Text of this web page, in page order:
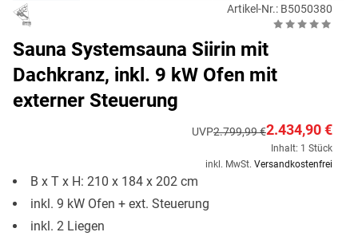
Artikel-Nr.: B5050380
Sauna Systemsauna Siirin mit
Dachkranz, inkl. 9 kW Ofen mit
externer Steuerung
UVP2.799,99 €2.434,90 €
Inhalt: 1 Stück
inkl. MwSt. Versandkostenfrei
B x T x H: 210 x 184 x 202 cm
inkl. 9 kW Ofen + ext. Steuerung
inkl. 2 Liegen